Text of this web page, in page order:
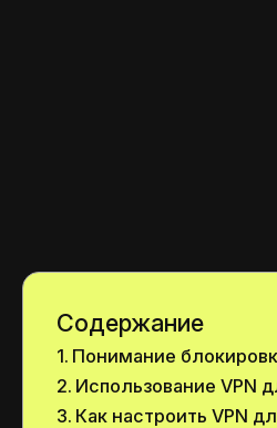
Содержание
Понимание
Использование VPN
Как настроить VPN